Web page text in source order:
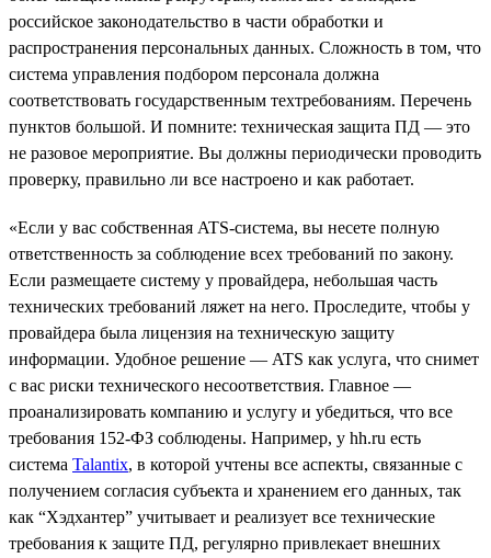
российское законодательство в части обработки и
распространения персональных данных. Сложность в том, что
система управления подбором персонала должна
соответствовать государственным техтребованиям. Перечень
пунктов большой. И помните: техническая защита ПД — это
не разовое мероприятие. Вы должны периодически проводить
проверку, правильно ли все настроено и как работает.
«Если у вас собственная ATS-система, вы несете полную
ответственность за соблюдение всех требований по закону.
Если размещаете систему у провайдера, небольшая часть
технических требований ляжет на него. Проследите, чтобы у
провайдера была лицензия на техническую защиту
информации. Удобное решение — ATS как услуга, что снимет
с вас риски технического несоответствия. Главное —
проанализировать компанию и услугу и убедиться, что все
требования 152-ФЗ соблюдены. Например, у hh.ru есть
система Talantix, в которой учтены все аспекты, связанные с
получением согласия субъекта и хранением его данных, так
как “Хэдхантер” учитывает и реализует все технические
требования к защите ПД, регулярно привлекает внешних